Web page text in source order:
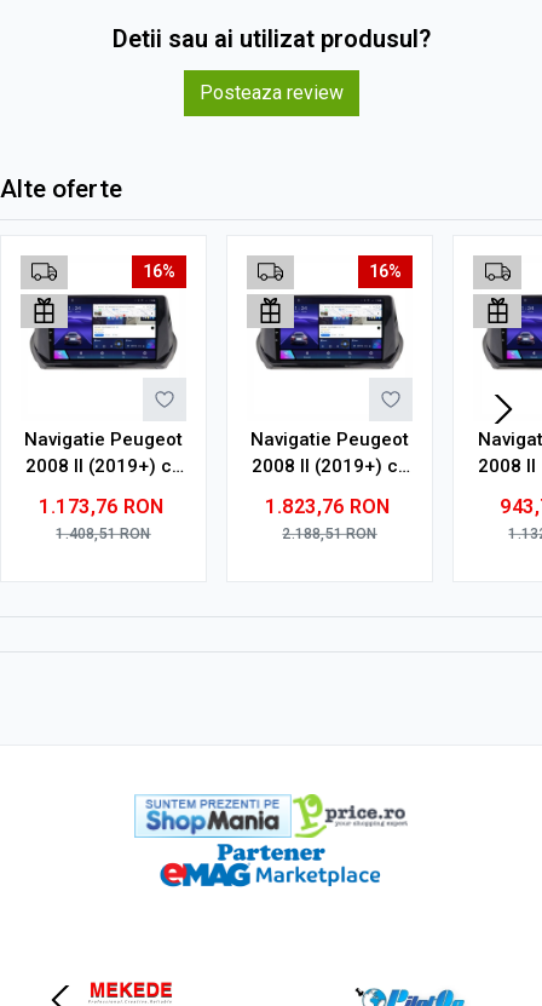
Detii sau ai utilizat produsul?
Posteaza review
Alte oferte
16%
Navigatie Peugeot
2008 II (2019+) cu
64GB ROM, Ecran
QLED 9"
1.173,76 RON
1.408,51RON
16%
Navigatie Peugeot
2008 II (2019+) cu
128GB ROM, Ecran
QLED 9"
1.823,76 RON
2.188,51RON
2008
32GB
9"